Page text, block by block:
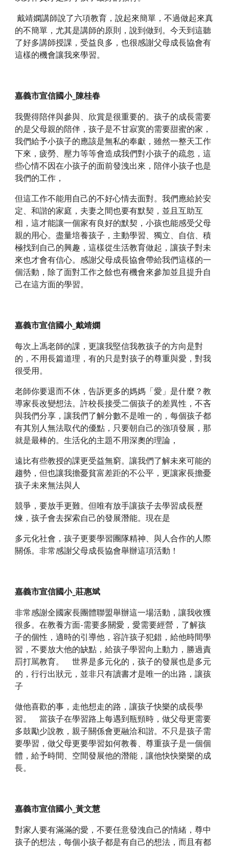
戴靖嫻講師說了六項教育，說起來簡單，不過做起來真
的不簡單，尤其是講師的原則，說到做到。今天到這聽
了好多講師授課，受益良多，也很感謝父母成長協會有
這樣的機會讓我來學習。
嘉義市宣信國小_陳桂春
我覺得陪伴與參與、欣賞是很重要的。孩子的成長需要
的是父母親的陪伴，孩子是不甘寂寞的需要甜蜜的家，
我們給予小孩子的應該是無私的奉獻，雖然一整天工作
下來，疲勞、壓力等等會造成我們對小孩子的疏忽，這
些心情不因在小孩子的面前發洩出來，陪伴小孩子也是
我們的工作，
但這工作不能用自己的不好心情去面對。我們應給於安
定、和諧的家庭，夫妻之間也要有默契，並且互助互
相，這才能讓一個家有良好的默契，小孩也能感受父母
親的用心。盡量培養孩子，主動學習、獨立、自信、積
極找到自己的興趣，這樣從生活教育做起，讓孩子對未
來也才會有信心。感謝父母成長協會帶給我們這樣的一
個活動，除了面對工作之餘也有機會來參加並且提升自
己在這方面的學習。
嘉義市宣信國小_戴靖嫻
每次上馮老師的課，更讓我堅信我教孩子的方向是對
的，不用長篇道理，有的只是對孩子的尊重與愛，對我
很受用。
老師你要退而不休，告訴更多的媽媽「愛」是什麼？教
導家長改變想法。許校長接受二個孩子的差異性，不吝
與我們分享，讓我們了解分數不是唯一的，每個孩子都
有其別人無法取代的優點，只要朝自己的強項發展，那
就是最棒的。生活化的主題不用深奧的理論，
遠比有些教授的課更受益無窮。讓我們了解未來可能的
趨勢，但也讓我擔憂貧富差距的不公平，更讓家長擔憂
孩子未來無法與人
競爭，要放手更難。但唯有放手讓孩子去學習成長歷
煉，孩子會去探索自己的發展潛能。現在是
多元化社會，孩子更要學習團隊精神、與人合作的人際
關係。非常感謝父母成長協會舉辦這項活動！
嘉義市宣信國小_莊惠斌
非常感謝全國家長團體聯盟舉辦這一場活動，讓我收獲
很多。在教養方面-需要多關愛，愛需要經營，了解孩
子的個性，適時的引導他，容許孩子犯錯，給他時間學
習，不要放大他的缺點，給孩子學習向上動力，勝過責
罰打駡教育。    世界是多元化的，孩子的發展也是多元
的，行行出狀元，並非只有讀書才是唯一的出路，讓孩
子
做他喜歡的事，走他想走的路，讓孩子快樂的成長學
習。    當孩子在學習路上每遇到瓶頸時，做父母更需要
多鼓勵少說教，親子關係會更融洽和諧。不只是孩子需
要學習，做父母更要學習如何教養、尊重孩子是一個個
體，給予時間、空間發展他的潛能，讓他快快樂樂的成
長。
嘉義市宣信國小_黃文慧
對家人要有滿滿的愛，不要任意發洩自己的情緒，尊中
孩子的想法，每個小孩子都是有自己的想法，而且有都